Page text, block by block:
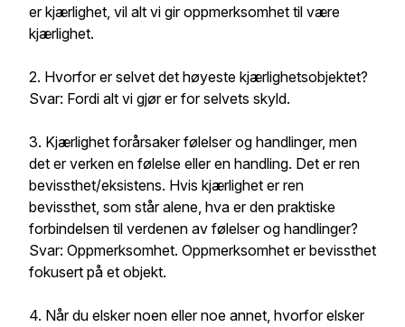
er kjærlighet, vil alt vi gir oppmerksomhet til være
kjærlighet.
2. Hvorfor er selvet det høyeste kjærlighetsobjektet?
Svar: Fordi alt vi gjør er for selvets skyld.
3. Kjærlighet forårsaker følelser og handlinger, men
det er verken en følelse eller en handling. Det er ren
bevissthet/eksistens. Hvis kjærlighet er ren
bevissthet, som står alene, hva er den praktiske
forbindelsen til verdenen av følelser og handlinger?
Svar: Oppmerksomhet. Oppmerksomhet er bevissthet
fokusert på et objekt.
4. Når du elsker noen eller noe annet, hvorfor elsker